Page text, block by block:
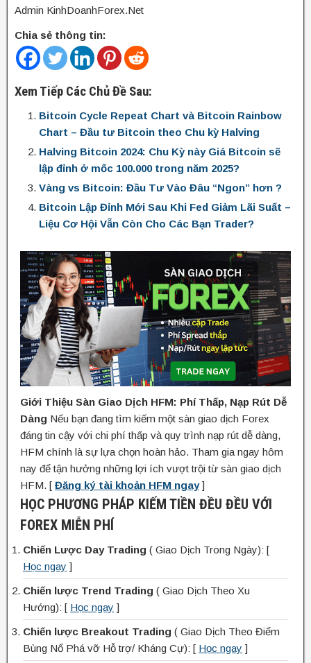
Admin KinhDoanhForex.Net
Chia sẻ thông tin:
Xem Tiếp Các Chủ Đề Sau:
Bitcoin Cycle Repeat Chart và Bitcoin Rainbow
Chart – Đầu tư Bitcoin theo Chu kỳ Halving
Halving Bitcoin 2024: Chu Kỳ này Giá Bitcoin sẽ
lập đỉnh ở mốc 100.000 trong năm 2025?
Vàng vs Bitcoin: Đầu Tư Vào Đâu “Ngon” hơn ?
Bitcoin Lập Đỉnh Mới Sau Khi Fed Giảm Lãi Suất –
Liệu Cơ Hội Vẫn Còn Cho Các Bạn Trader?
Giới Thiệu Sàn Giao Dịch HFM: Phí Thấp, Nạp Rút Dễ
Dàng Nếu bạn đang tìm kiếm một sàn giao dịch Forex
đáng tin cậy với chi phí thấp và quy trình nạp rút dễ dàng,
HFM chính là sự lựa chọn hoàn hảo. Tham gia ngay hôm
nay để tận hưởng những lợi ích vượt trội từ sàn giao dịch
HFM. [ Đăng ký tài khoản HFM ngay]
HỌC PHƯƠNG PHÁP KIẾM TIỀN ĐỀU ĐỀU VỚI
FOREX MIỄN PHÍ
Chiến Lược Day Trading ( Giao Dịch Trong Ngày): [
Học ngay ]
Chiến lược Trend Trading ( Giao Dịch Theo Xu
Hướng): [ Học ngay ]
Chiến lược Breakout Trading ( Giao Dịch Theo Điểm
Bùng Nổ Phá vỡ Hỗ trợ/ Kháng Cự): [ Học ngay ]